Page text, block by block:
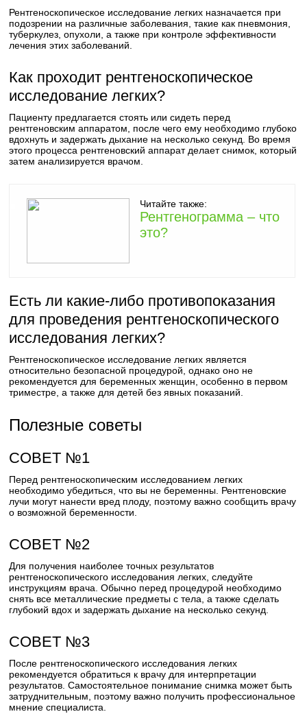
Рентгеноскопическое исследование легких назначается при
подозрении на различные заболевания, такие как пневмония,
туберкулез, опухоли, а также при контроле эффективности
лечения этих заболеваний.
Как проходит рентгеноскопическое
исследование легких?
Пациенту предлагается стоять или сидеть перед
рентгеновским аппаратом, после чего ему необходимо глубоко
вдохнуть и задержать дыхание на несколько секунд. Во время
этого процесса рентгеновский аппарат делает снимок, который
затем анализируется врачом.
Читайте также:
Рентгенограмма – что
это?
Есть ли какие-либо противопоказания
для проведения рентгеноскопического
исследования легких?
Рентгеноскопическое исследование легких является
относительно безопасной процедурой, однако оно не
рекомендуется для беременных женщин, особенно в первом
триместре, а также для детей без явных показаний.
Полезные советы
СОВЕТ №1
Перед рентгеноскопическим исследованием легких
необходимо убедиться, что вы не беременны. Рентгеновские
лучи могут нанести вред плоду, поэтому важно сообщить врачу
о возможной беременности.
СОВЕТ №2
Для получения наиболее точных результатов
рентгеноскопического исследования легких, следуйте
инструкциям врача. Обычно перед процедурой необходимо
снять все металлические предметы с тела, а также сделать
глубокий вдох и задержать дыхание на несколько секунд.
СОВЕТ №3
После рентгеноскопического исследования легких
рекомендуется обратиться к врачу для интерпретации
результатов. Самостоятельное понимание снимка может быть
затруднительным, поэтому важно получить профессиональное
мнение специалиста.